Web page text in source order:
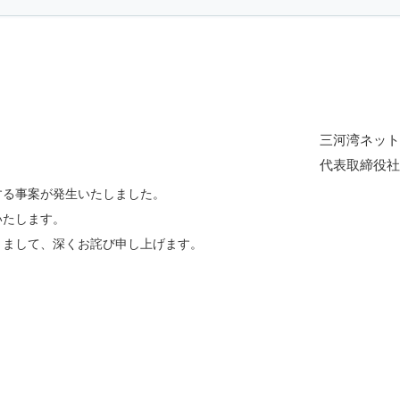
三河湾ネッ
代表取締役
事案が発生いたしました。
します。
して、深くお詫び申し上げます。